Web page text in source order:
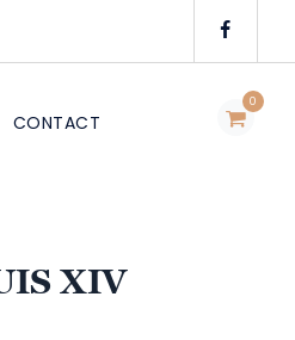
0
CONTACT
XIV